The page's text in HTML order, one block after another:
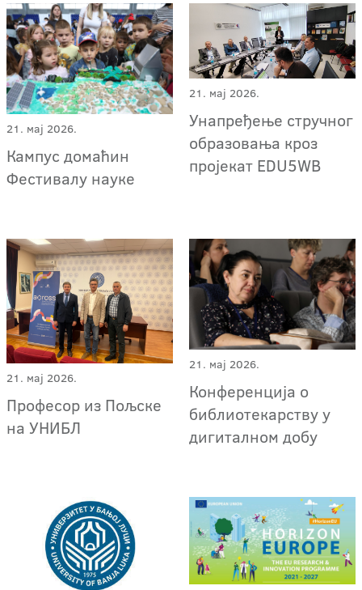
21. мај 2026.
Кампус домаћин
Фестивалу науке
21. мај 2026.
Унапређење стручног
образовања кроз
пројекат EDU5WB
21. мај 2026.
Професор из Пољске
на УНИБЛ
21. мај 2026.
Конференција о
библиотекарству у
дигиталном добу